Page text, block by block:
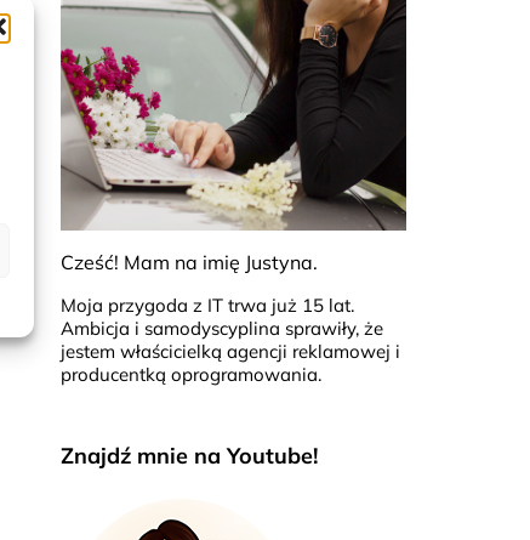
Cześć! Mam na imię Justyna.
Moja przygoda z IT trwa już 15 lat.
Ambicja i samodyscyplina sprawiły, że
jestem właścicielką agencji reklamowej i
producentką oprogramowania.
Znajdź mnie na Youtube!